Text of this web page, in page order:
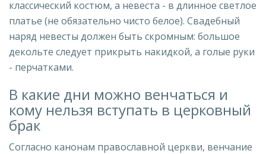
классический костюм, а невеста - в длинное светлое
платье (не обязательно чисто белое). Свадебный
наряд невесты должен быть скромным: большое
декольте следует прикрыть накидкой, а голые руки
- перчатками.
В какие дни можно венчаться и
кому нельзя вступать в церковный
брак
Согласно канонам православной церкви, венчание